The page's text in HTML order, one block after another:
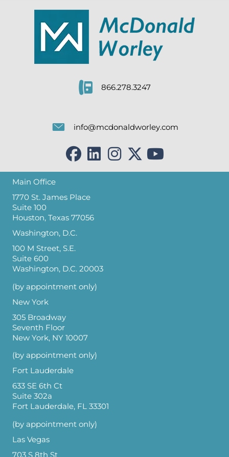
866.278.3247
info@mcdonaldworley.com
Main Office
1770 St. James Place
Suite 100
Houston, Texas 77056
Washington, D.C.
100 M Street, S.E.
Suite 600
Washington, D.C. 20003
(by appointment only)
New York
305 Broadway
Seventh Floor
New York, NY 10007
(by appointment only)
Fort Lauderdale
633 SE 6th Ct
Suite 302a
Fort Lauderdale, FL 33301
(by appointment only)
Las Vegas
703 S 8th St